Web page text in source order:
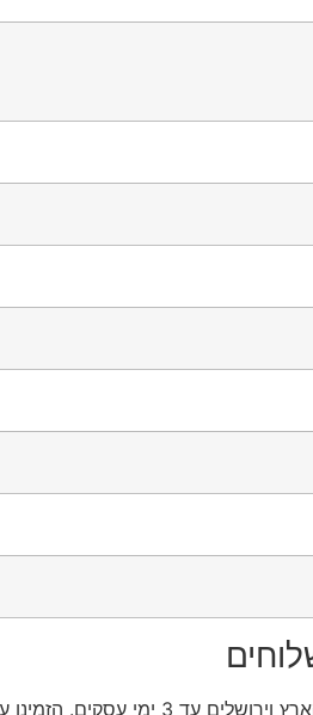
חתן, אח, אחות, הורים או אפילו לבוס.